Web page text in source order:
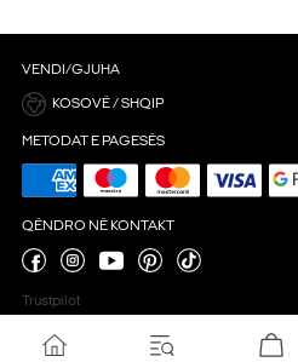
VENDI/GJUHA
KOSOVË / SHQIP
METODAT E PAGESËS
QËNDRO NË KONTAKT
Trustpilot